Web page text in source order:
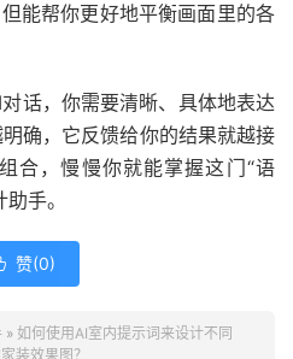
能帮你更好地平衡画面里的各
话，你需要清晰、具体地表达
确，它反馈给你的结果就越接
合，慢慢你就能掌握这门“语
手。
赞(0)
» 如何使用AI室内提示词来设计不同
装效果图？